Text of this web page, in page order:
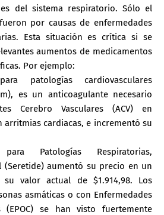
del sistema respiratorio. Sólo el
por causas de enfermedades
Esta situación es crítica si se
aumentos de medicamentos
Por ejemplo:
patologías cardiovasculares
es un anticoagulante necesario
Cerebro Vasculares (ACV) en
arritmias cardiacas, e incrementó su
Patologías Respiratorias,
(Seretide) aumentó su precio en un
su valor actual de $1.914,98. Los
asmáticas o con Enfermedades
(EPOC) se han visto fuertemente